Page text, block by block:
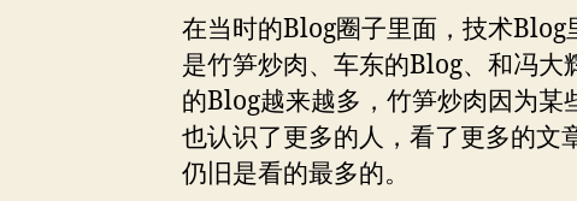
在当时的Blog圈子里面，技术Blog
是竹笋炒肉、车东的Blog、和冯
的Blog越来越多，竹笋炒肉因为某
也认识了更多的人，看了更多的文
仍旧是看的最多的。